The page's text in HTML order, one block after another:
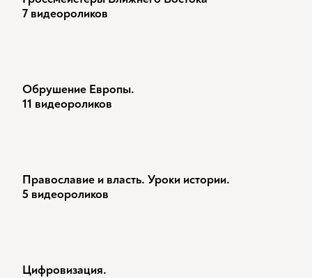
7 видеороликов
Обрушение Европы.
11 видеороликов
Православие и власть. Уроки истории.
5 видеороликов
Цифровизация.